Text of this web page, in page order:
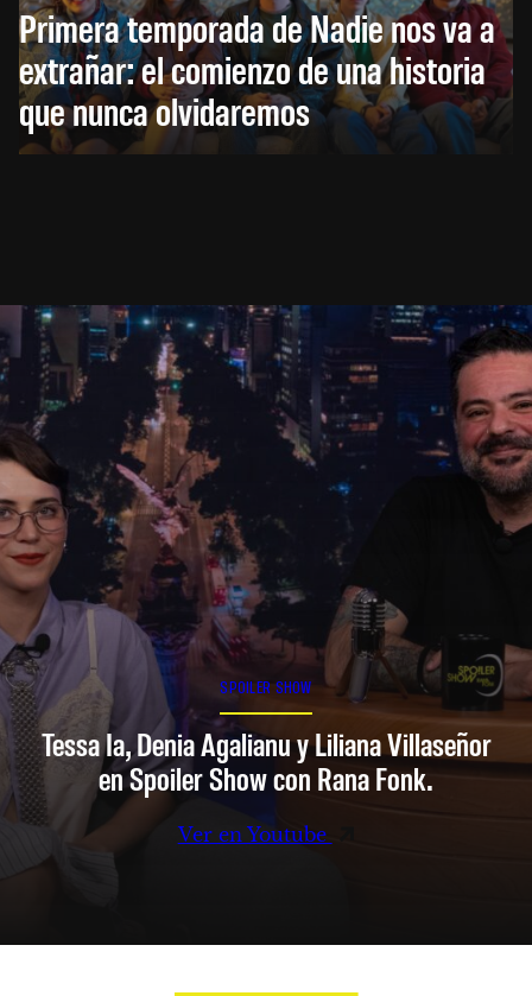
Primera temporada de Nadie nos va a
extrañar: el comienzo de una historia
que nunca olvidaremos
SPOILER SHOW
Tessa Ia, Denia Agalianu y Liliana Villaseñor
en Spoiler Show con Rana Fonk.
Ver en Youtube